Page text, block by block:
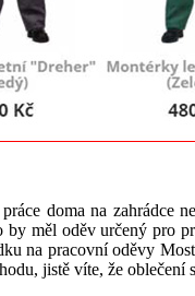
doma na zahrádce
měl oděv určený
na pracovní oděvy
jistě víte, že oblečení